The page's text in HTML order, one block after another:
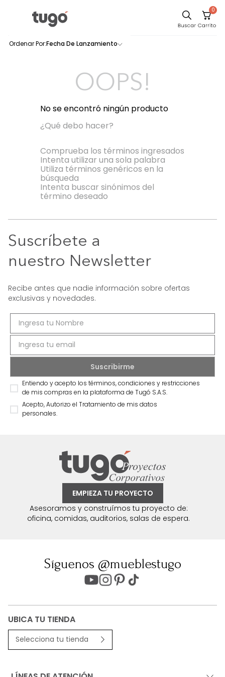
0
Fecha De Lanzamiento
0productos
OOPS!
No se encontró ningún producto
¿Qué debo hacer?
Comprueba los términos ingresados
Intenta utilizar una sola palabra
Utiliza términos genéricos en la
búsqueda
Intenta buscar sinónimos del
término deseado
Suscríbete a
nuestro Newsletter
Recibe antes que nadie información sobre ofertas
exclusivas y novedades.
Entiendo y acepto los términos, condiciones y restricciones
de mis compras en la plataforma de Tugó S.A.S.
Acepto, Autorizo el Tratamiento de mis datos
personales.
EMPIEZA TU PROYECTO
Asesoramos y construímos tu proyecto de:
oficina, comidas, auditorios, salas de espera.
Síguenos @mueblestugo
UBICA TU TIENDA
Selecciona tu tienda
Sofa
Cuadros
Cama
Mesa Centro
Mesa Noche